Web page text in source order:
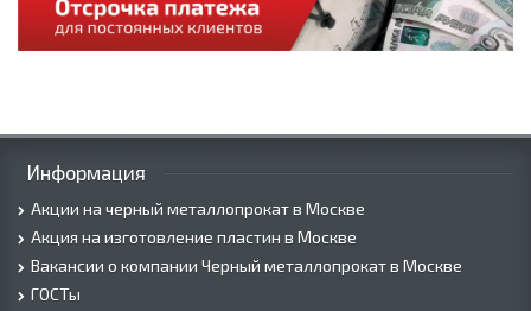
Информация
Акции на черный металлопрокат в Москве
Акция на изготовление пластин в Москве
Вакансии о компании Черный металлопрокат в Москве
ГОСТы